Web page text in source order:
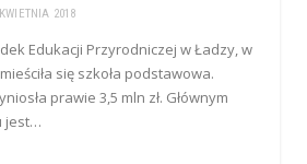
2018
Edukacji Przyrodniczej w Ładzy, w
się szkoła podstawowa.
prawie 3,5 mln zł. Głównym
jest…